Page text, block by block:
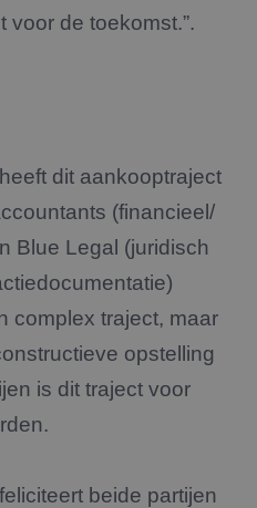
voor de toekomst.”.
dit aankooptraject
(financieel/
Blue Legal (juridisch
complex traject, maar
opstelling
is dit traject voor
beide partijen